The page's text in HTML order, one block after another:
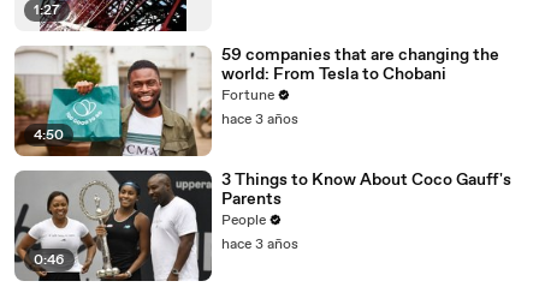
1:27
4:50
59 companies that are changing the
world: From Tesla to Chobani
Fortune
hace 3 años
0:46
3 Things to Know About Coco Gauff's
Parents
People
hace 3 años